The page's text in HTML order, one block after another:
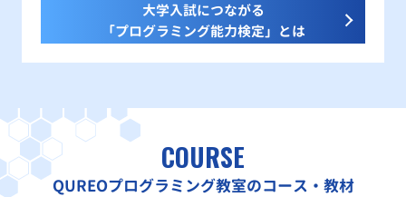
大学入試につながる
「プログラミング能力検定」とは
COURSE
QUREOプログラミング教室のコース・教材